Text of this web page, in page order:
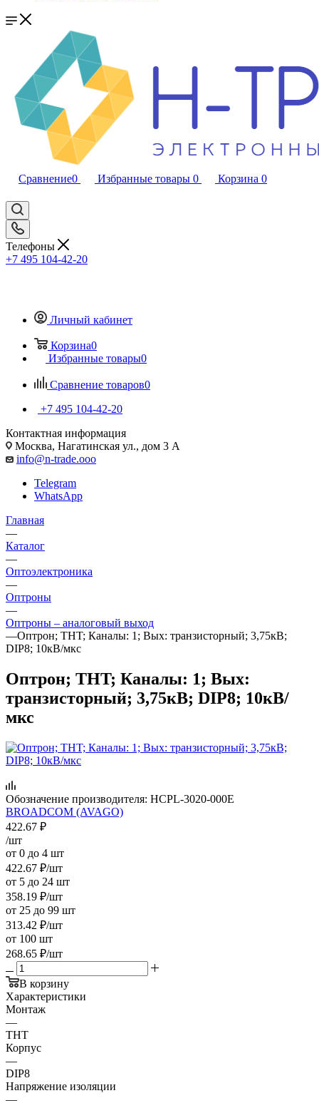
Сравнение0 Избранные товары 0 Корзина 0
Телефоны
+7 495 104-42-20
Личный кабинет
Корзина0
Избранные товары0
Сравнение товаров0
+7 495 104-42-20
Контактная информация
Москва, Нагатинская ул., дом 3 А
info@n-trade.ooo
Telegram
WhatsApp
Главная
—
Каталог
—
Oптоэлектроника
—
Оптроны
—
Оптроны – аналоговый выход
—Оптрон; THT; Каналы: 1; Вых: транзисторный; 3,75кВ;
DIP8; 10кВ/мкс
Оптрон; THT; Каналы: 1; Вых:
транзисторный; 3,75кВ; DIP8; 10кВ/
мкс
Обозначение производителя: HCPL-3020-000E
BROADCOM (AVAGO)
422.67 ₽
/шт
от 0 до 4 шт
422.67 ₽/шт
от 5 до 24 шт
358.19 ₽/шт
от 25 до 99 шт
313.42 ₽/шт
от 100 шт
268.65 ₽/шт
В корзину
Характеристики
Монтаж
—
THT
Корпус
—
DIP8
Напряжение изоляции
—